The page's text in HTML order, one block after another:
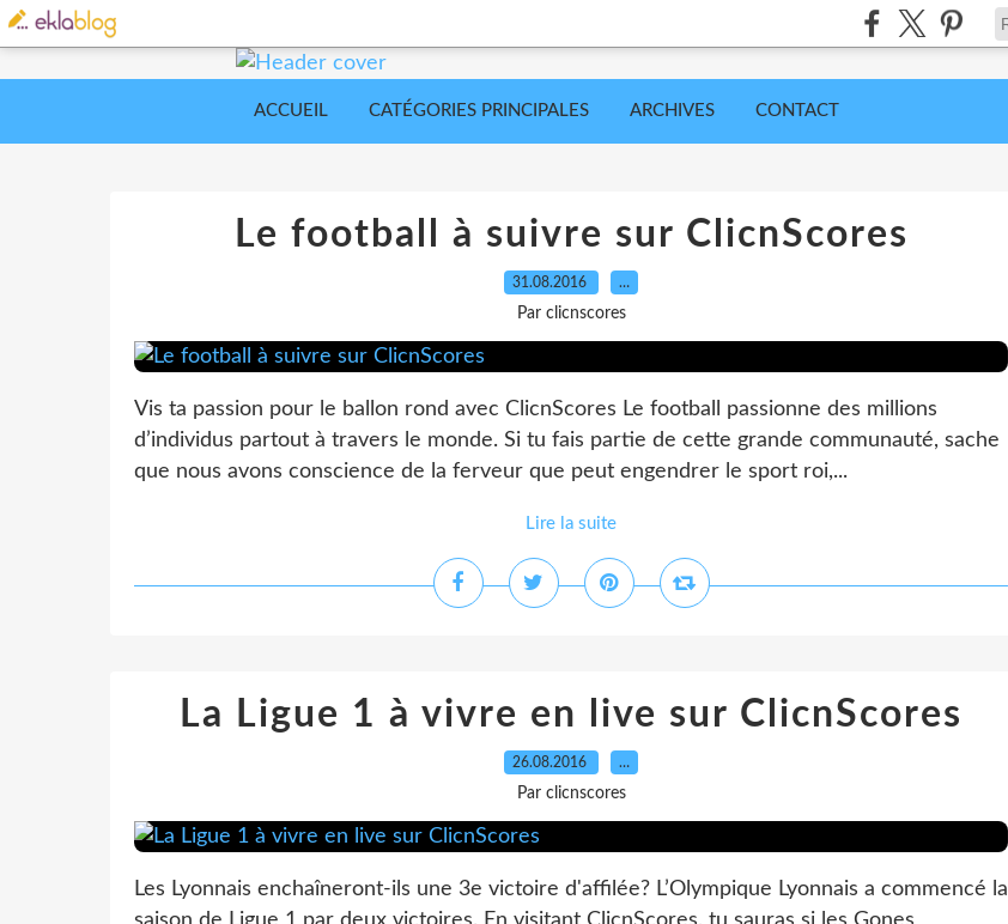
ACCUEIL CATÉGORIES PRINCIPALES ARCHIVES CONTACT
Le football à suivre sur ClicnScores
31.08.2016 …
Par clicnscores
Vis ta passion pour le ballon rond avec ClicnScores Le football passionne des millions
d’individus partout à travers le monde. Si tu fais partie de cette grande communauté, sache
que nous avons conscience de la ferveur que peut engendrer le sport roi,...
Lire la suite
La Ligue 1 à vivre en live sur ClicnScores
26.08.2016 …
Par clicnscores
Les Lyonnais enchaîneront-ils une 3e victoire d'affilée? L’Olympique Lyonnais a commencé la